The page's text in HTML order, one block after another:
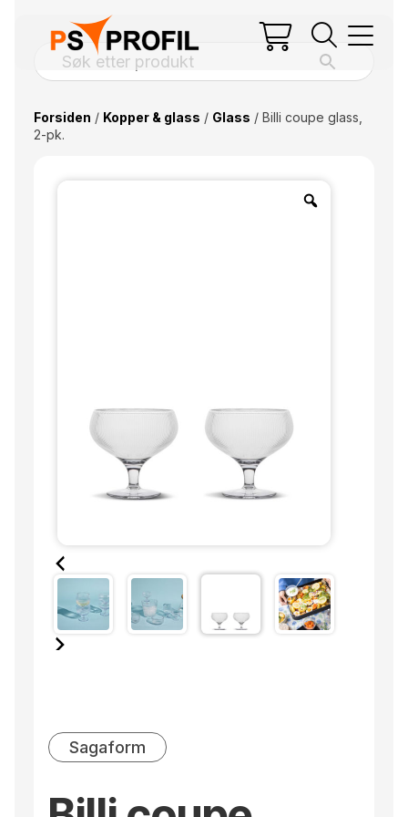
Forsiden / Kopper & glass / Glass / Billi coupe glass,
2-pk.
Sagaform